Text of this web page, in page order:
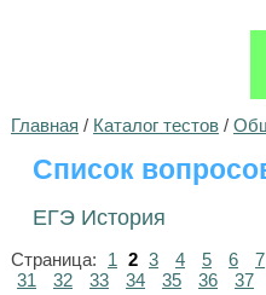
Главная / Каталог тестов /
Список
ЕГЭ История
Страница: 1 2 3 4 5 6
7
31
32 33 34 35 36
37